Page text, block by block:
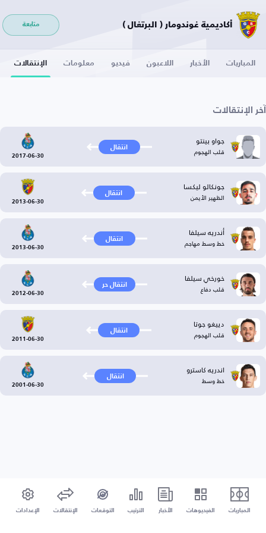
أكاديمية غوندومار ( البرتغال ) متابعة
المباريات الأخبار اللاعبون فيديو معلومات الإنتقالات
آخر الإنتقالات
جواو بينتو
قلب الهجوم انتقال
2017-06-30
جونكالو ليكسا
الظهير الأيمن انتقال
2013-06-30
أندريه سيلفا
خط وسط مهاجم انتقال
2013-06-30
خورخي سيلفا
قلب دفاع انتقال حر
2012-06-30
دييغو جوتا
قلب الهجوم انتقال
2011-06-30
اندريه كاسترو
خط وسط انتقال
2001-06-30
المباريات الفيديوهات الأخبار الترتيب التوقعات الإنتقالات الإعدادات